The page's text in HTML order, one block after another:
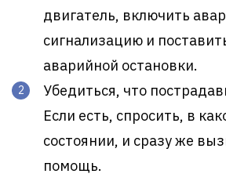
двигатель, включить
сигнализацию и
аварийной остановки.
Убедиться, что
Если есть, спросить, в
состоянии, и сразу же
помощь.